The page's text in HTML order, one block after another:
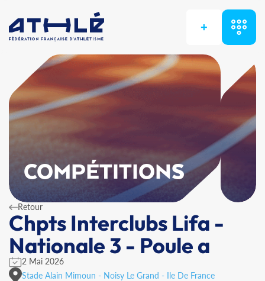
+
COMPÉTITIONS
Retour
Chpts Interclubs Lifa -
Nationale 3 - Poule a
2 Mai 2026
Stade Alain Mimoun - Noisy Le Grand - Ile De France